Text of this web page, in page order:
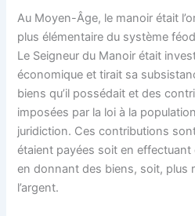
Au Moyen-Âge, le manoir était
plus élémentaire du système
Le Seigneur du Manoir était
économique et tirait sa
biens qu’il possédait et des
imposées par la loi à la
juridiction. Ces contributions
étaient payées soit en
en donnant des biens, soit, plus
l’argent.